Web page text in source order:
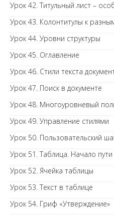
Урок 42. Титульный лист –
Урок 43. Колонтитулы к
Урок 44. Уровни структуры
Урок 45. Оглавление
Урок 46. Стили текста
Урок 47. Поиск в документе
Урок 48. Многоуровневый
Урок 49. Управление стилями
Урок 50. Пользовательский
Урок 51. Таблица. Начало пути
Урок 52. Ячейка таблицы
Урок 53. Текст в таблице
Урок 54. Гриф «Утверждение»